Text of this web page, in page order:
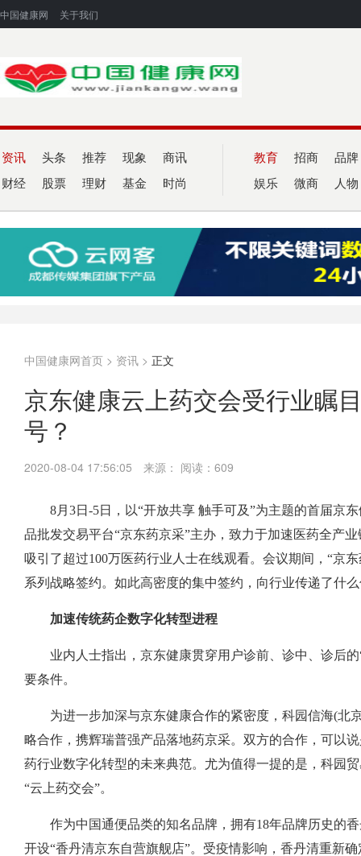
中国健康网 关于我们
资讯 头条 推荐 现象 商讯
财经 股票 理财 基金 时尚
教育 招商 品牌
娱乐 微商 人物
中国健康网首页 > 资讯 > 正文
京东健康云上药交会受行业瞩
号？
2020-08-04 17:56:05 来源： 阅读：609
8月3日-5日，以“开放共享 触手可及”为主题的首届京
品批发交易平台“京东药京采”主办，致力于加速医药全产
吸引了超过100万医药行业人士在线观看。会议期间，“京
系列战略签约。如此高密度的集中签约，向行业传递了什
加速传统药企数字化转型进程
业内人士指出，京东健康贯穿用户诊前、诊中、诊后
要条件。
为进一步加深与京东健康合作的紧密度，科园信海(北
略合作，携辉瑞普强产品落地药京采。双方的合作，可以
药行业数字化转型的未来典范。尤为值得一提的是，科园
“云上药交会”。
作为中国通便品类的知名品牌，拥有18年品牌历史的
开设“香丹清京东自营旗舰店”。受疫情影响，香丹清重新